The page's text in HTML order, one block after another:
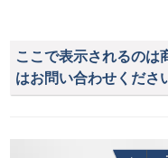
ここで表示されるのは
はお問い合わせくださ